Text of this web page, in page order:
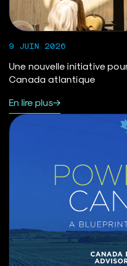
9 JUIN 2026
Une nouvelle initiative
Canada atlantique
En lire plus